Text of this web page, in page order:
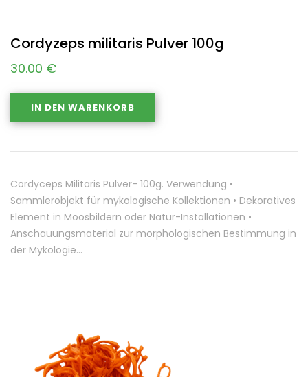
Cordyzeps militaris Pulver 100g
30.00 €
IN DEN WARENKORB
Cordyceps Militaris Pulver- 100g. Verwendung •
Sammlerobjekt für mykologische Kollektionen • Dekoratives
Element in Moosbildern oder Natur-Installationen •
Anschauungsmaterial zur morphologischen Bestimmung in
der Mykologie…